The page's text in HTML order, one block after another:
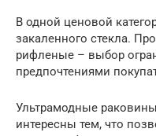
В одной ценовой
закаленного стекла.
рифленые – выбор
предпочтениями
Ультрамодные
интересны тем, что